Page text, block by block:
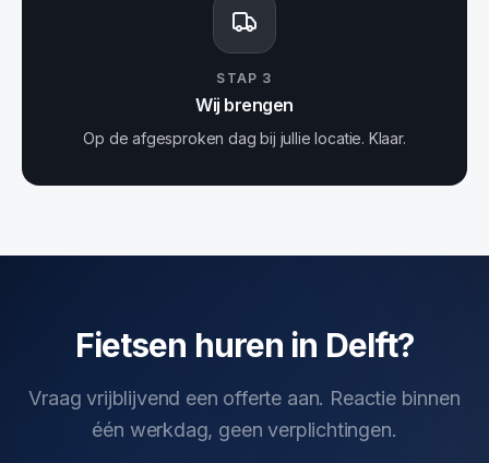
STAP 3
Wij brengen
Op de afgesproken dag bij jullie locatie. Klaar.
Fietsen huren in Delft?
Vraag vrijblijvend een offerte aan. Reactie binnen
één werkdag, geen verplichtingen.